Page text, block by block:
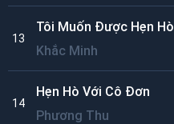
13
Tôi Muốn Được Hẹn Hò
Khắc Minh
14
Hẹn Hò Với Cô Đơn
Phương Thu